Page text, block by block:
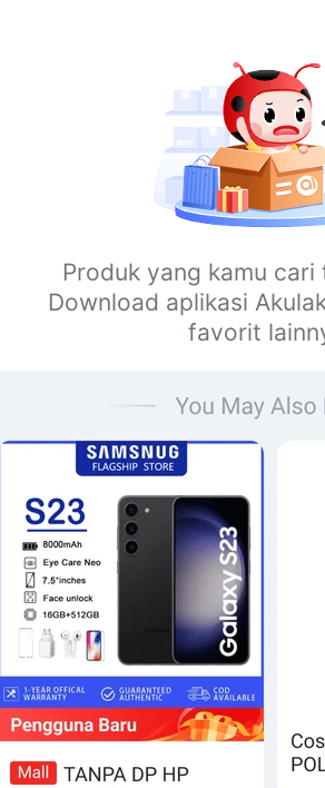
Produk yang kamu
Download aplikasi
favorit